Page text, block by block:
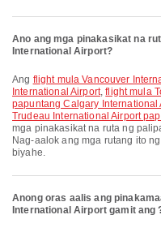
Ano ang mga pinakasikat na
International Airport?
Ang flight mula Vancouver
International Airport,flight mula
papuntang Calgary International
Trudeau International Airport
mga pinakasikat na ruta ng
Nag-aalok ang mga rutang ito
biyahe.
Anong oras aalis ang
International Airport gamit ang